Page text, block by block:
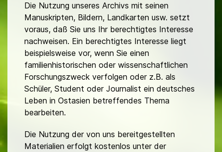
Die Nutzung unseres Archivs mit seinen
Manuskripten, Bildern, Landkarten usw. setzt
voraus, daß Sie uns Ihr berechtigtes Interesse
nachweisen. Ein berechtigtes Interesse liegt
beispielsweise vor, wenn Sie einen
familienhistorischen oder wissenschaftlichen
Forschungszweck verfolgen oder z.B. als
Schüler, Student oder Journalist ein deutsches
Leben in Ostasien betreffendes Thema
bearbeiten.
Die Nutzung der von uns bereitgestellten
Materialien erfolgt kostenlos unter der